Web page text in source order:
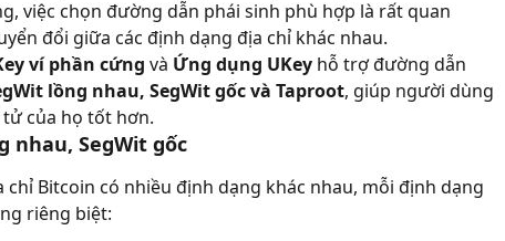
việc chọn đường dẫn phái sinh phù hợp là rất quan
đổi giữa các định dạng địa chỉ khác nhau.
ví phần cứng và Ứng dụng UKey hỗ trợ đường dẫn
lồng nhau, SegWit gốc và Taproot, giúp người dùng
của họ tốt hơn.
nhau, SegWit gốc
chỉ Bitcoin có nhiều định dạng khác nhau, mỗi định dạng
riêng biệt: